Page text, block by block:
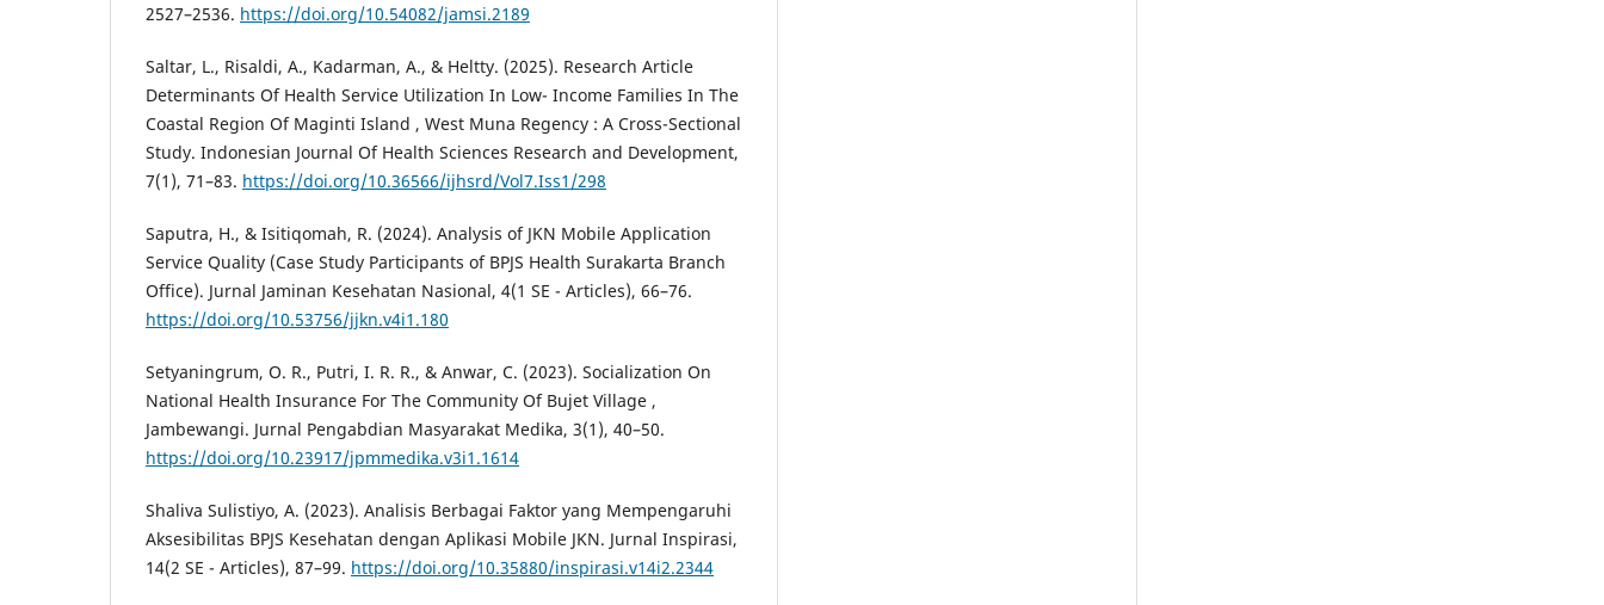
2527–2536. https://doi.org/10.54082/jamsi.2189
Saltar, L., Risaldi, A., Kadarman, A., & Heltty. (2025). Research Article
Determinants Of Health Service Utilization In Low- Income Families In The
Coastal Region Of Maginti Island , West Muna Regency : A Cross-Sectional
Study. Indonesian Journal Of Health Sciences Research and Development,
7(1), 71–83. https://doi.org/10.36566/ijhsrd/Vol7.Iss1/298
Saputra, H., & Isitiqomah, R. (2024). Analysis of JKN Mobile Application
Service Quality (Case Study Participants of BPJS Health Surakarta Branch
Office). Jurnal Jaminan Kesehatan Nasional, 4(1 SE - Articles), 66–76.
https://doi.org/10.53756/jjkn.v4i1.180
Setyaningrum, O. R., Putri, I. R. R., & Anwar, C. (2023). Socialization On
National Health Insurance For The Community Of Bujet Village ,
Jambewangi. Jurnal Pengabdian Masyarakat Medika, 3(1), 40–50.
https://doi.org/10.23917/jpmmedika.v3i1.1614
Shaliva Sulistiyo, A. (2023). Analisis Berbagai Faktor yang Mempengaruhi
Aksesibilitas BPJS Kesehatan dengan Aplikasi Mobile JKN. Jurnal Inspirasi,
14(2 SE - Articles), 87–99. https://doi.org/10.35880/inspirasi.v14i2.2344